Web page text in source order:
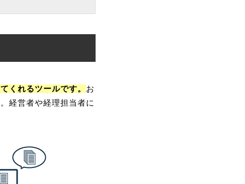
くれるツールです。 お
経営者や経理担当者に